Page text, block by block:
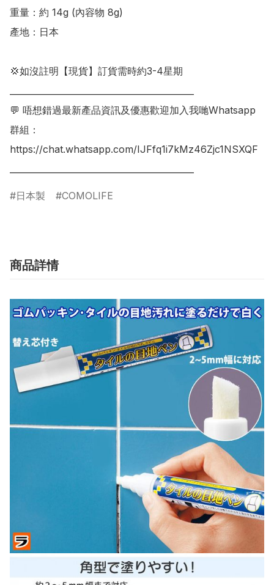
重量：約 14g (內容物 8g)
產地：日本
💢如沒註明【現貨】訂貨需時約3-4星期
💬 唔想錯過最新產品資訊及優惠歡迎加入我哋Whatsapp
群組：
https://chat.whatsapp.com/IJFfq1i7kMz46Zjc1NSXQF
日本製 COMOLIFE
商品詳情